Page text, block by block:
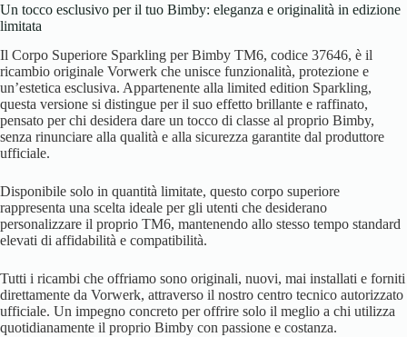
Un tocco esclusivo per il tuo Bimby: eleganza e originalità in edizione
limitata
Il Corpo Superiore Sparkling per Bimby TM6, codice 37646, è il
ricambio originale Vorwerk che unisce funzionalità, protezione e
un’estetica esclusiva. Appartenente alla limited edition Sparkling,
questa versione si distingue per il suo effetto brillante e raffinato,
pensato per chi desidera dare un tocco di classe al proprio Bimby,
senza rinunciare alla qualità e alla sicurezza garantite dal produttore
ufficiale.
Disponibile solo in quantità limitate, questo corpo superiore
rappresenta una scelta ideale per gli utenti che desiderano
personalizzare il proprio TM6, mantenendo allo stesso tempo standard
elevati di affidabilità e compatibilità.
Tutti i ricambi che offriamo sono originali, nuovi, mai installati e forniti
direttamente da Vorwerk, attraverso il nostro centro tecnico autorizzato
ufficiale. Un impegno concreto per offrire solo il meglio a chi utilizza
quotidianamente il proprio Bimby con passione e costanza.